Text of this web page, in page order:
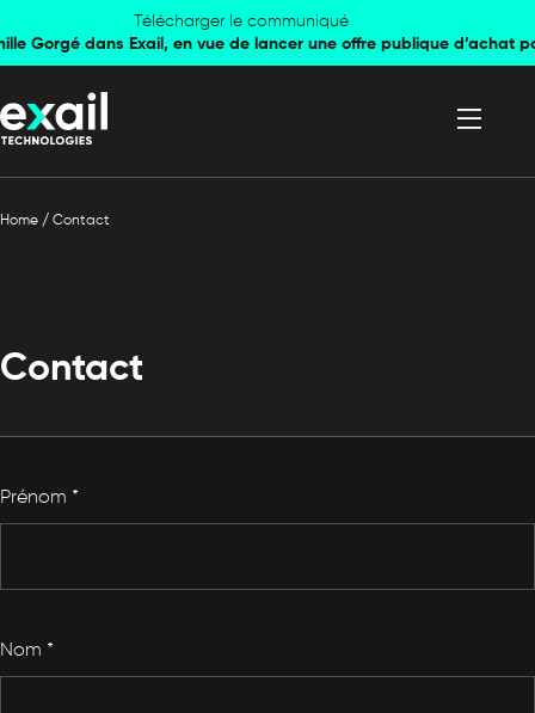
navigation
content
Télécharger le communiqué
Gorgé dans Exail, en vue de lancer une offre publique d’achat
Home / Contact
Contact
Prénom *
Nom *